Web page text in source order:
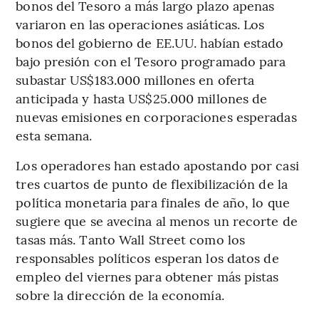
bonos del Tesoro a más largo plazo apenas
variaron en las operaciones asiáticas. Los
bonos del gobierno de EE.UU. habían estado
bajo presión con el Tesoro programado para
subastar US$183.000 millones en oferta
anticipada y hasta US$25.000 millones de
nuevas emisiones en corporaciones esperadas
esta semana.
Los operadores han estado apostando por casi
tres cuartos de punto de flexibilización de la
política monetaria para finales de año, lo que
sugiere que se avecina al menos un recorte de
tasas más. Tanto Wall Street como los
responsables políticos esperan los datos de
empleo del viernes para obtener más pistas
sobre la dirección de la economía.